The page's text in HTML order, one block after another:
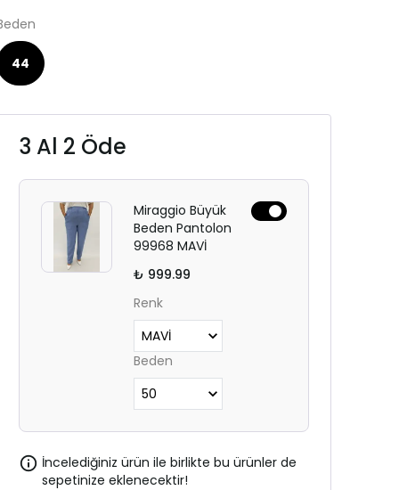
44
3 Al 2 Öde
Miraggio Büyük
Beden Pantolon
99968 MAVİ
₺ 999.99
Renk
Beden
İncelediğiniz ürün ile birlikte bu ürünler de
sepetinize eklenecektir!